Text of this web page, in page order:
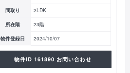
間取り 2LDK
所在階 23階
物件登録日 2024/10/07
物件ID 161890 お問い合わせ